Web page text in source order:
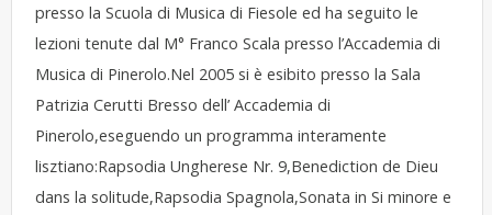
presso la Scuola di Musica di Fiesole ed ha seguito le
lezioni tenute dal M° Franco Scala presso l’Accademia di
Musica di Pinerolo.Nel 2005 si è esibito presso la Sala
Patrizia Cerutti Bresso dell’ Accademia di
Pinerolo,eseguendo un programma interamente
lisztiano:Rapsodia Ungherese Nr. 9,Benediction de Dieu
dans la solitude,Rapsodia Spagnola,Sonata in Si minore e